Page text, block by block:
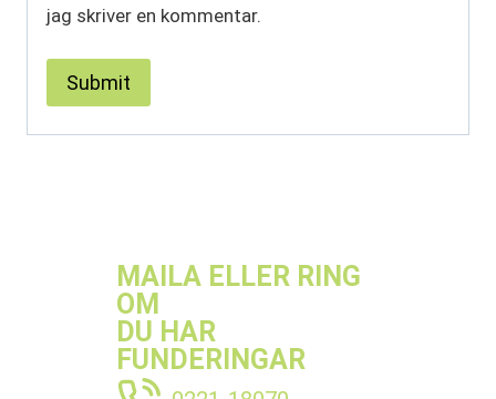
jag skriver en kommentar.
MAILA ELLER RING
OM
DU HAR
FUNDERINGAR